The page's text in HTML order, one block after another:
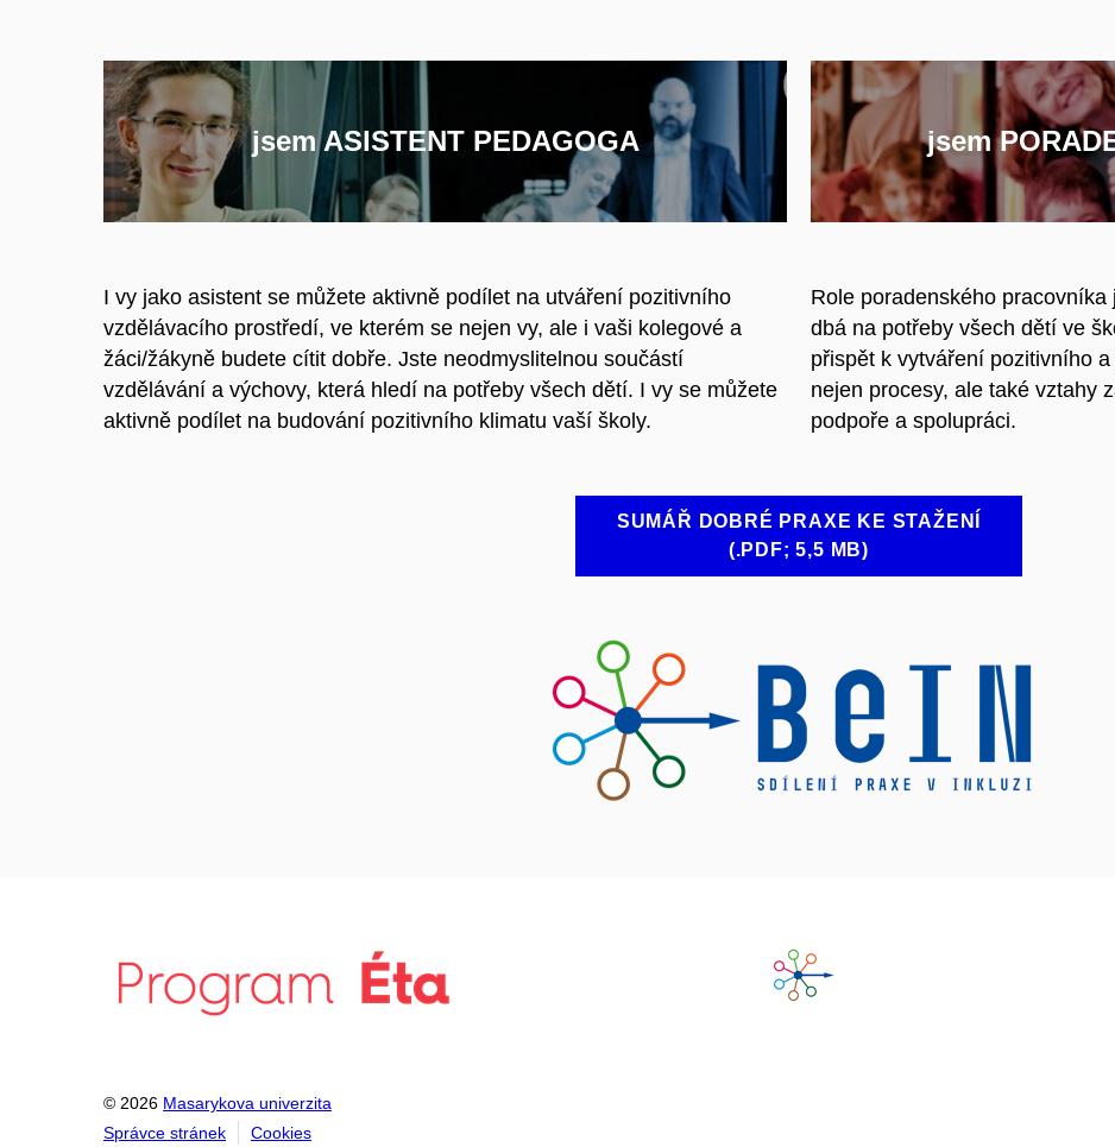
jsem ASISTENT PEDAGOGA
I vy jako asistent se můžete aktivně podílet na utváření pozitivního
vzdělávacího prostředí, ve kterém se nejen vy, ale i vaši kolegové a
žáci/žákyně budete cítit dobře. Jste neodmyslitelnou součástí
vzdělávání a výchovy, která hledí na potřeby všech dětí. I vy se můžete
aktivně podílet na budování pozitivního klimatu vaší školy.
jsem
Role poradenského
dbá na potřeby všech dětí ve
přispět k vytváření pozitivního
nejen procesy, ale také vztahy
podpoře a spolupráci.
SUMÁŘ DOBRÉ PRAXE KE STAŽENÍ
(.PDF; 5,5 MB)
© 2026 Masarykova univerzita
Správce stránek
Cookies